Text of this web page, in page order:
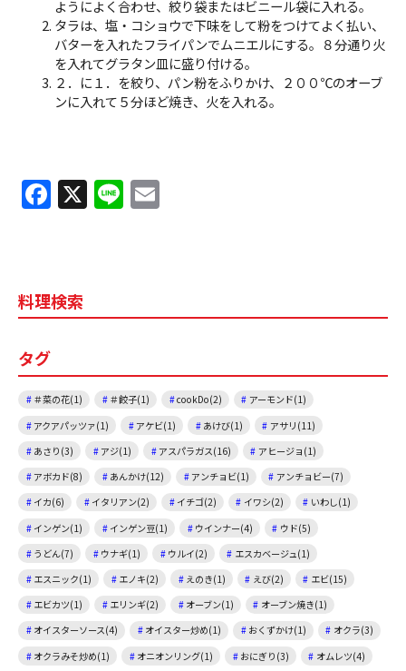
ようによく合わせ、絞り袋またはビニール袋に入れる。
タラは、塩・コショウで下味をして粉をつけてよく払い、
バターを入れたフライパンでムニエルにする。８分通り火
を入れてグラタン皿に盛り付ける。
２．に１．を絞り、パン粉をふりかけ、２００℃のオーブ
ンに入れて５分ほど焼き、火を入れる。
F
a
b
o
k
X Li
n
料理検索
タグ
＃菜の花(1) ＃餃子(1) cookDo(2)
アーモンド(1)
アクアパッツァ(1)
アケビ(1) あけび(1)
アサリ(11)
あさり(3)
アジ(1) アスパラガス(16)
アヒージョ(1)
アボカド(8)
あんかけ(12) アンチョビ(1)
アンチョビー(7)
イカ(6)
イタリアン(2) イチゴ(2) イワシ(2)
いわし(1)
インゲン(1)
インゲン豆(1) ウインナー(4)
ウド(5)
うどん(7)
ウナギ(1) ウルイ(2)
エスカベージュ(1)
エスニック(1)
エノキ(2) えのき(1) えび(2)
エビ(15)
エビカツ(1)
エリンギ(2) オーブン(1)
オーブン焼き(1)
オイスターソース(4)
オイスター炒め(1) おくずかけ(1)
オクラ(3)
オクラみそ炒め(1)
オニオンリング(1) おにぎり(3)
オムレツ(4)